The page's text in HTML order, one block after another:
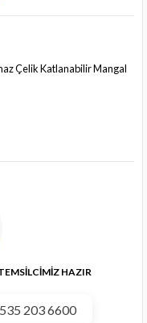
Çelik Katlanabilir Mangal
HAZIR
203 6600